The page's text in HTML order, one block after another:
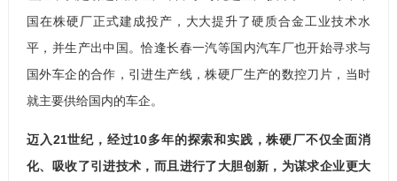
国在株硬厂正式建成投产，大大提升了硬质合金工业技术水
平，并生产出中国 。恰逢长春一汽等国内汽车厂也开始寻求与
国外车企的合作，引进生产线，株硬厂生产的数控刀片，当时
就主要供给国内的车企。
迈入21世纪，经过10多年的探索和实践，株硬厂不仅全面消
化、吸收了引进技术，而且进行了大胆创新，为谋求企业更大